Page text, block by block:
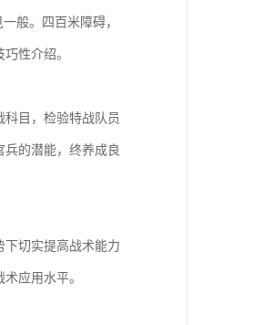
般。四百米障碍，
性介绍。
目，检验特战队员
兵的潜能，终养成良
下切实提高战术能力
应用水平。